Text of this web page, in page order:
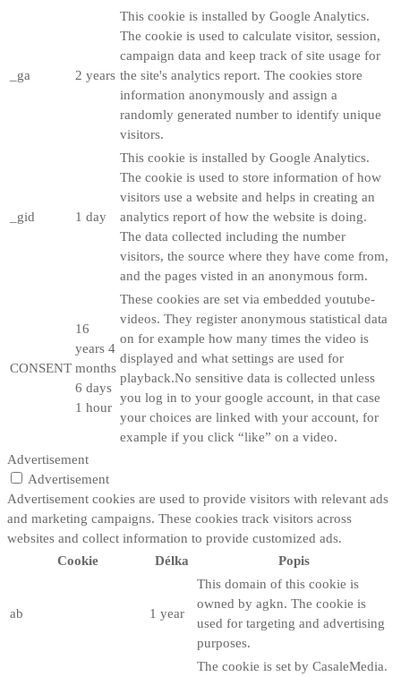
_ga 2 years
This cookie is installed by Google Analytics.
The cookie is used to calculate visitor, session,
campaign data and keep track of site usage for
the site's analytics report. The cookies store
information anonymously and assign a
randomly generated number to identify unique
visitors.
_gid 1 day
This cookie is installed by Google Analytics.
The cookie is used to store information of how
visitors use a website and helps in creating an
analytics report of how the website is doing.
The data collected including the number
visitors, the source where they have come from,
and the pages visted in an anonymous form.
CONSENT
16
years 4
months
6 days
1 hour
These cookies are set via embedded youtube-
videos. They register anonymous statistical data
on for example how many times the video is
displayed and what settings are used for
playback.No sensitive data is collected unless
you log in to your google account, in that case
your choices are linked with your account, for
example if you click “like” on a video.
Advertisement
Advertisement
Advertisement cookies are used to provide visitors with relevant ads
and marketing campaigns. These cookies track visitors across
websites and collect information to provide customized ads.
Cookie
Délka Popis
ab 1 year
This domain of this cookie is
owned by agkn. The cookie is
used for targeting and advertising
purposes.
The cookie is set by CasaleMedia.